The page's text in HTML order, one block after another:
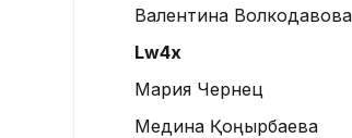
Валентина Волкодавова
Lw4x
Мария Чернец
Медина Қоңырбаева